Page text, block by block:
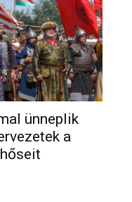
ünneplik
a